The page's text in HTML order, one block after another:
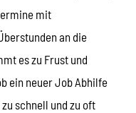
mit
an die
es zu Frust und
ein neuer Job Abhilfe
schnell und zu oft